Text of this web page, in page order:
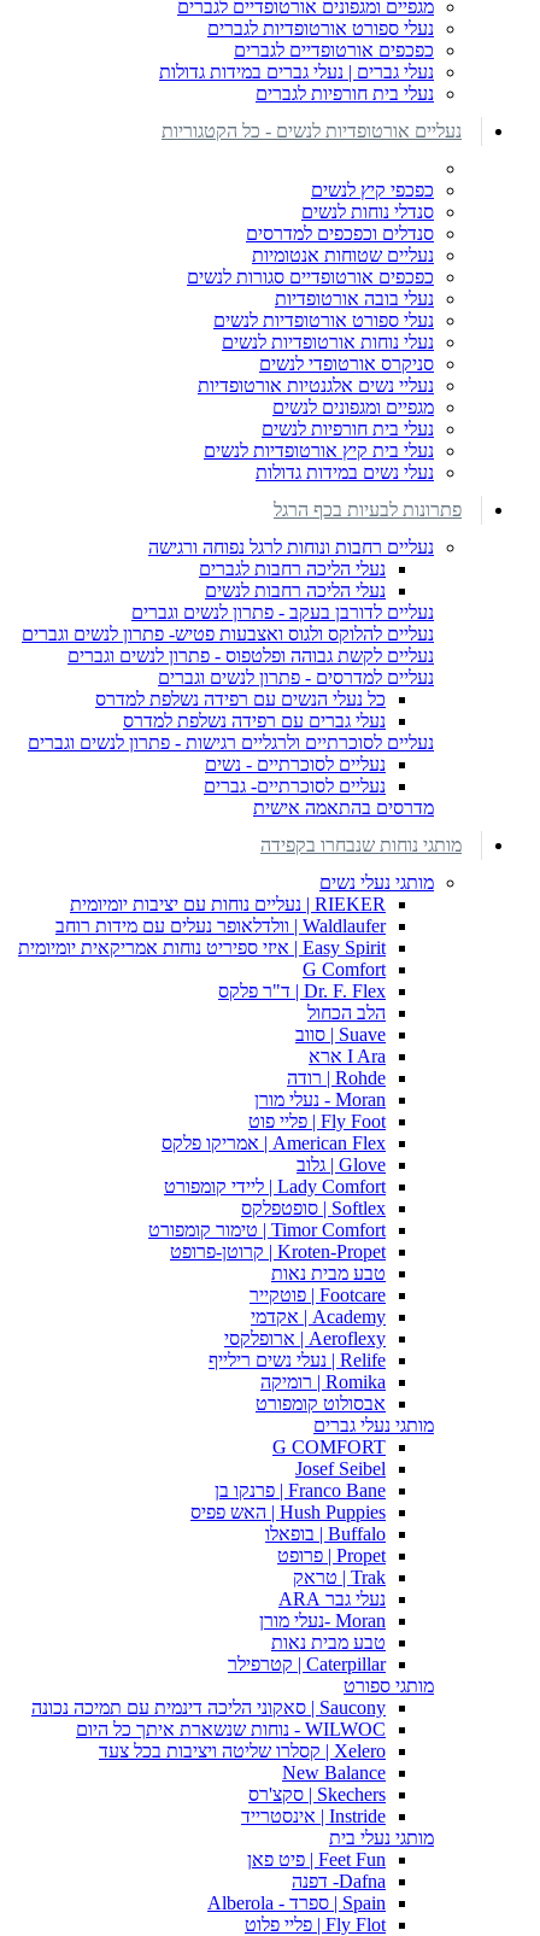
מגפיים ומגפונים אורטופדיים לגברים
נעלי ספורט אורטופדיות לגברים
כפכפים אורטופדיים לגברים
נעלי גברים | נעלי גברים במידות גדולות
נעלי בית חורפיות לגברים
נעליים אורטופדיות לנשים - כל הקטגוריות
כפכפי קיץ לנשים
סנדלי נוחות לנשים
סנדלים וכפכפים למדרסים
נעליים שטוחות אנטומיות
כפכפים אורטופדיים סגורות לנשים
נעלי בובה אורטופדיות
נעלי ספורט אורטופדיות לנשים
נעלי נוחות אורטופדיות לנשים
סניקרס אורטופדי לנשים
נעליי נשים אלגנטיות אורטופדיות
מגפיים ומגפונים לנשים
נעלי בית חורפיות לנשים
נעלי בית קיץ אורטופדיות לנשים
נעלי נשים במידות גדולות
פתרונות לבעיות בכף הרגל
נעליים רחבות ונוחות לרגל נפוחה ורגישה
נעלי הליכה רחבות לגברים
נעלי הליכה רחבות לנשים
נעליים לדורבן בעקב - פתרון לנשים וגברים
נעליים להלוקס ולגוס ואצבעות פטיש- פתרון לנשים וגברים
נעליים לקשת גבוהה ופלטפוס - פתרון לנשים וגברים
נעליים למדרסים - פתרון לנשים וגברים
כל נעלי הנשים עם רפידה נשלפת למדרס
נעלי גברים עם רפידה נשלפת למדרס
נעליים לסוכרתיים ולרגליים רגישות - פתרון לנשים וגברים
נעליים לסוכרתיים - נשים
נעליים לסוכרתיים- גברים
מדרסים בהתאמה אישית
מותגי נוחות שנבחרו בקפידה
מותגי נעלי נשים
RIEKER | נעליים נוחות עם יציבות יומיומית
Waldlaufer | וולדלאופר נעלים עם מידות רוחב
Easy Spirit | איזי ספיריט נוחות אמריקאית יומיומית
G Comfort
Dr. F. Flex | ד"ר פלקס
הלב הכחול
Suave | סווב
I Ara ארא
Rohde | רודה
Moran - נעלי מורן
Fly Foot | פליי פוט
American Flex | אמריקו פלקס
Glove | גלוב
Lady Comfort | ליידי קומפורט
Softlex | סופטפלקס
Timor Comfort | טימור קומפורט
Kroten-Propet | קרוטן-פרופט
טבע מבית נאות
Footcare | פוטקייר
Academy | אקדמי
Aeroflexy | ארופלקסי
Relife | נעלי נשים רילייף
Romika | רומיקה
אבסולוט קומפורט
מותגי נעלי גברים
G COMFORT
Josef Seibel
Franco Bane | פרנקו בן
Hush Puppies | האש פפיס
Buffalo | בופאלו
Propet | פרופט
Trak | טראק
נעלי גבר ARA
Moran -נעלי מורן
טבע מבית נאות
Caterpillar | קטרפילר
מותגי ספורט
Saucony | סאקוני הליכה דינמית עם תמיכה נכונה
WILWOC - נוחות שנשארת איתך כל היום
Xelero | קסלרו שליטה ויציבות בכל צעד
New Balance
Skechers | סקצ'רס
Instride | אינסטרייד
מותגי נעלי בית
Feet Fun | פיט פאן
Dafna- דפנה
Spain | ספרד - Alberola
Fly Flot | פליי פלוט